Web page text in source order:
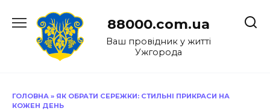
до
88000.com.ua
Ваш провідник у житті
Ужгорода
ГОЛОВНА » ЯК ОБРАТИ СЕРЕЖКИ: СТИЛЬНІ ПРИКРАСИ НА
КОЖЕН ДЕНЬ